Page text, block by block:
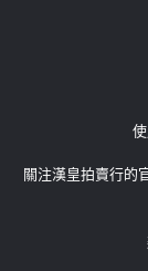
關注漢皇拍賣行的